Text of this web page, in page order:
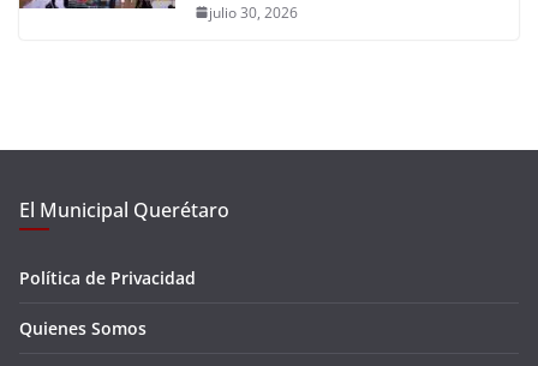
julio 30, 2026
El Municipal Querétaro
Política de Privacidad
Quienes Somos